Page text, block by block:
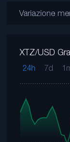
Variazione
XTZ/USD
24h 7d